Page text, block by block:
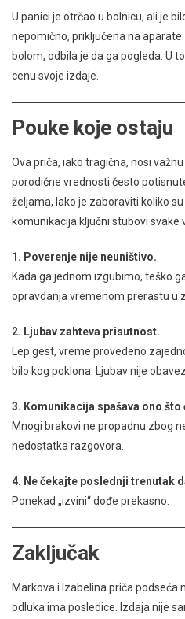
U panici je otrčao u bolnicu, ali je
nepomično, priključena na
bolom, odbila je da ga pogleda. U
cenu svoje izdaje.
Pouke koje ostaju
Ova priča, iako tragična, nosi
porodične vrednosti često
željama, lako je zaboraviti koliko
komunikacija ključni stubovi svake
1. Poverenje nije neuništivo.
Kada ga jednom izgubimo, teško
opravdanja vremenom prerastu u
2. Ljubav zahteva prisutnost.
Lep gest, vreme provedeno
bilo kog poklona. Ljubav nije
3. Komunikacija spašava ono što
Mnogi brakovi ne propadnu zbog
nedostatka razgovora.
4. Ne čekajte poslednji trenutak
Ponekad „izvini“ dođe prekasno.
Zaključak
Markova i Izabelina priča podseća
odluka ima posledice. Izdaja nije